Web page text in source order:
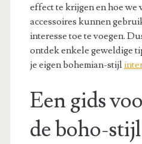
effect te krijgen en hoe we
accessoires kunnen
interesse toe te voegen.
ontdek enkele geweldige
je eigen bohemian-stijl
Een gids
de boho-stijl